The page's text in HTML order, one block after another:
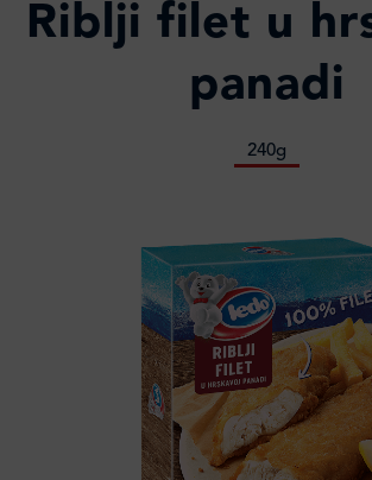
Riblji filet u
panadi
240g